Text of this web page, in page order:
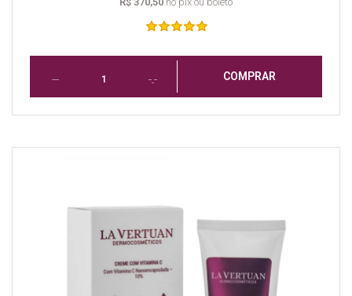
COMPRAR